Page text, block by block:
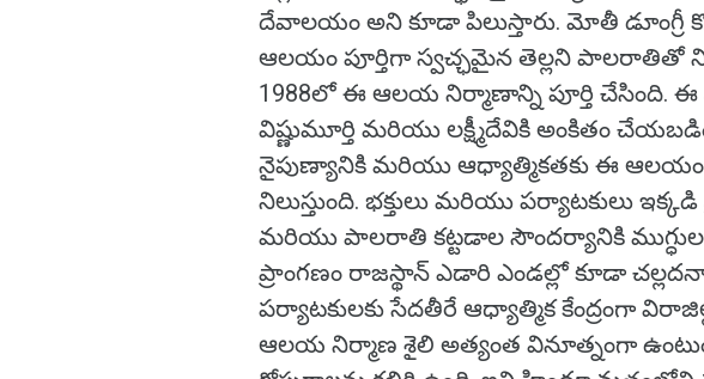
దేవాలయం అని కూడా పిలుస్తారు. మోతీ డూంగ్రీ
ఆలయం పూర్తిగా స్వచ్ఛమైన తెల్లని పాలరాతితో
1988లో ఈ ఆలయ నిర్మాణాన్ని పూర్తి చేసింది. ఈ
విష్ణుమూర్తి మరియు లక్ష్మీదేవికి అంకితం
నైపుణ్యానికి మరియు ఆధ్యాత్మికతకు ఈ
నిలుస్తుంది. భక్తులు మరియు పర్యాటకులు
మరియు పాలరాతి కట్టడాల సౌందర్యానికి
ప్రాంగణం రాజస్థాన్ ఎడారి ఎండల్లో కూడా
పర్యాటకులకు సేదతీరే ఆధ్యాత్మిక కేంద్రంగా
ఆలయ నిర్మాణ శైలి అత్యంత వినూత్నంగా